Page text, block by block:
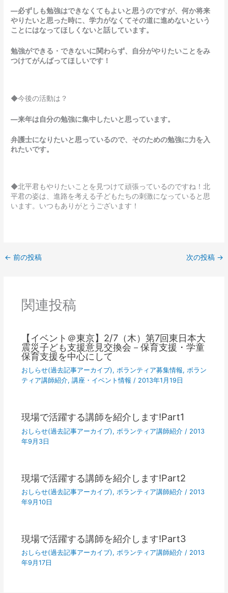
―必ずしも勉強はできなくてもよいと思うのですが、何か将来
やりたいと思った時に、学力がなくてその道に進めないという
ことにはなってほしくないと話しています。
勉強ができる・できないに関わらず、自分がやりたいことをみ
つけてがんばってほしいです！
◆今後の活動は？
―来年は自分の勉強に集中したいと思っています。
弁護士になりたいと思っているので、そのための勉強に力を入
れたいです。
◆北平君もやりたいことを見つけて頑張っているのですね！北
平君の姿は、進路を考える子どもたちの刺激になっていると思
います。いつもありがとうございます！
← 前の投稿 次の投稿 →
関連投稿
【イベント＠東京】2/7（木）第7回東日本大
震災子ども支援意見交換会－保育支援・学童
保育支援を中心にして
おしらせ(過去記事アーカイブ), ボランティア募集情報, ボラン
ティア講師紹介, 講座・イベント情報 / 2013年1月19日
現場で活躍する講師を紹介します!Part1
おしらせ(過去記事アーカイブ), ボランティア講師紹介/ 2013
年9月3日
現場で活躍する講師を紹介します!Part2
おしらせ(過去記事アーカイブ), ボランティア講師紹介/ 2013
年9月10日
現場で活躍する講師を紹介します!Part3
おしらせ(過去記事アーカイブ), ボランティア講師紹介/ 2013
年9月17日